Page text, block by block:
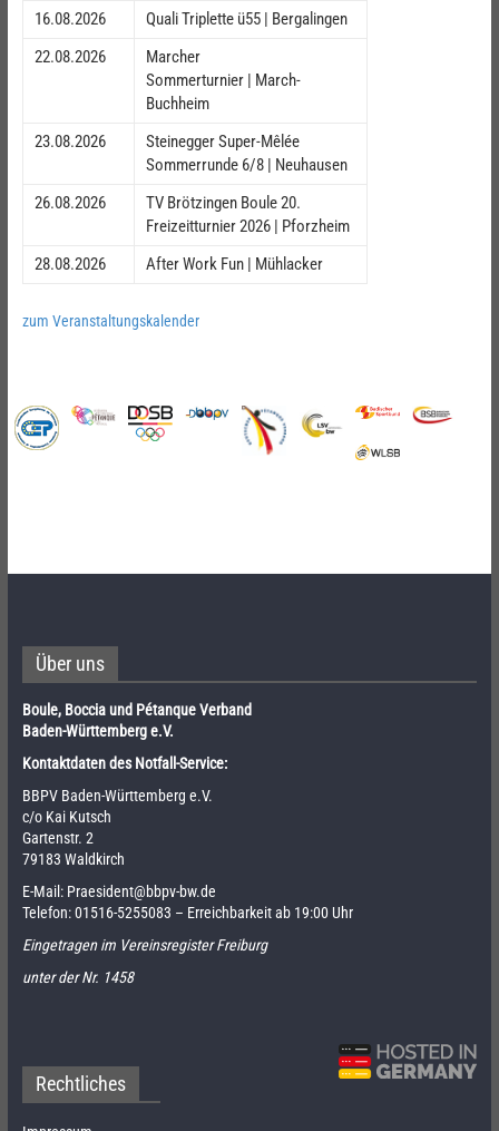
16.08.2026
Quali Triplette ü55 | Bergalingen
22.08.2026
Marcher
Sommerturnier | March-
Buchheim
23.08.2026
Steinegger Super-Mêlée
Sommerrunde 6/8 | Neuhausen
26.08.2026
TV Brötzingen Boule 20.
Freizeitturnier 2026 | Pforzheim
28.08.2026
After Work Fun | Mühlacker
zum Veranstaltungskalender
Über uns
Boule, Boccia und Pétanque Verband
Baden-Württemberg e.V.
Kontaktdaten des Notfall-Service:
BBPV Baden-Württemberg e.V.
c/o Kai Kutsch
Gartenstr. 2
79183 Waldkirch
E-Mail: Praesident@bbpv-bw.de
Telefon:01516-5255083 – Erreichbarkeit ab 19:00 Uhr
Eingetragen im Vereinsregister Freiburg
unter der Nr. 1458
Rechtliches